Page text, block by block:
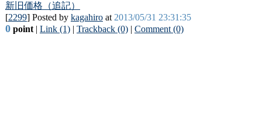
新旧価格（追記）
[2299] Posted by kagahiroat 2013/05/31 23:31:35
0point| Link (1)| Trackback (0)| Comment (0)